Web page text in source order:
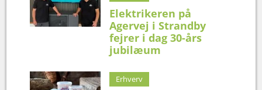
Elektrikeren på
Agervej i Strandby
fejrer i dag 30-års
jubilæum
Erhverv